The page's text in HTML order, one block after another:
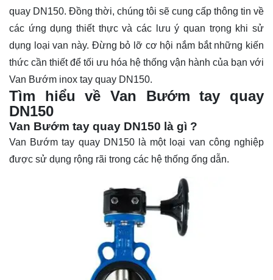
quay DN150. Đồng thời, chúng tôi sẽ cung cấp thông tin về
các ứng dụng thiết thực và các lưu ý quan trọng khi sử
dụng loại van này. Đừng bỏ lỡ cơ hội nắm bắt những kiến
thức cần thiết để tối ưu hóa hệ thống vận hành của bạn với
Van Bướm inox tay quay DN150.
Tìm hiểu về Van Bướm tay quay
DN150
Van Bướm tay quay DN150 là gì ?
Van Bướm tay quay DN150 là một loại van công nghiệp
được sử dụng rộng rãi trong các hệ thống ống dẫn.